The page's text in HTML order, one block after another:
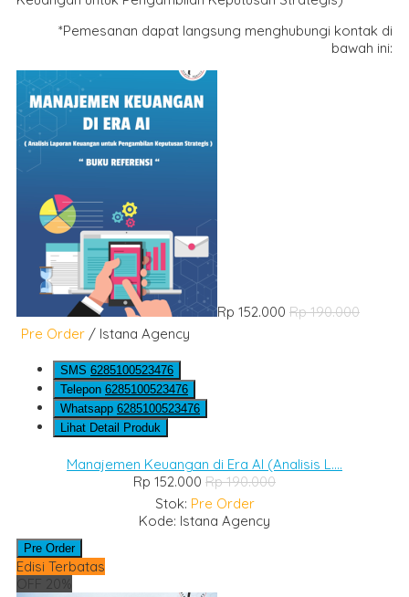
*Pemesanan dapat langsung menghubungi kontak di
bawah ini:
Rp 152.000 Rp 190.000
Pre Order / Istana Agency
SMS 6285100523476
Telepon 6285100523476
Whatsapp 6285100523476
Lihat Detail Produk
Manajemen Keuangan di Era AI (Analisis L....
Rp 152.000 Rp 190.000
Stok: Pre Order
Kode: Istana Agency
Pre Order
Edisi Terbatas
OFF 20%